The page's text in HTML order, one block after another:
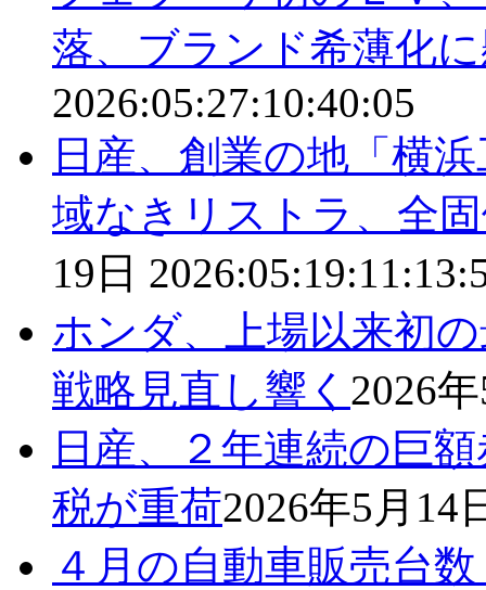
落、ブランド希薄化
2026:05:27:10:40:05
日産、創業の地「横
域なきリストラ、全
19日
ホンダ、上場以来初
戦略見直し響く 2026
日産、２年連続の巨
税が重荷2026年5月14
４月の自動車販売台